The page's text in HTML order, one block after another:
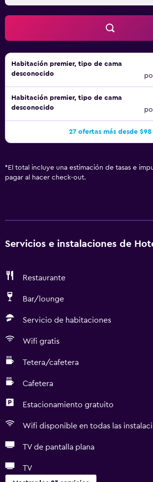
todos los días y es posible solicitar tabla
plancha. Se pueden practicar las
esparcimiento que se indican más abajo
instalaciones o cerca del alojamiento (es
aplique un recargo).
Habitación premier, tipo de cama
desconocido
Habitación premier, tipo de cama
desconocido
27 ofertas más desde $98
* El total incluye una estimación de tasas e
pagar al hacer check-out.
Servicios e instalaciones de
Restaurante
Bar/lounge
Servicio de habitaciones
Wifi gratis
Tetera/cafetera
Cafetera
Estacionamiento gratuito
Wifi disponible en todas las
TV de pantalla plana
TV